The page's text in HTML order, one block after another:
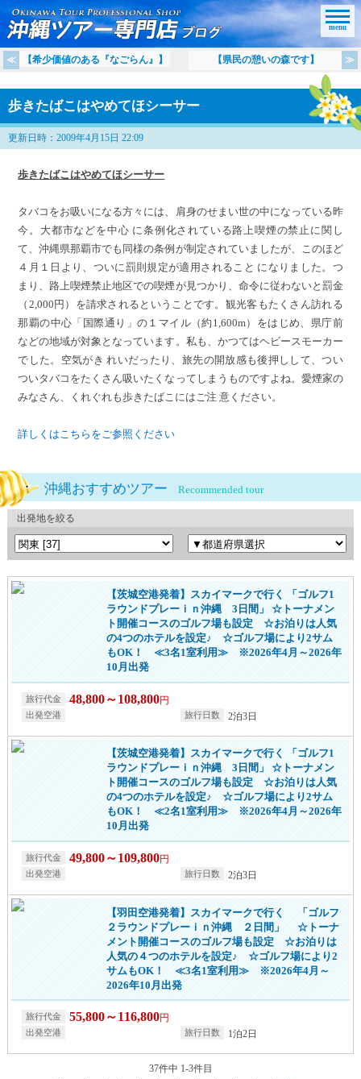
menu
【希少価値のある『なごらん』】 【県民の憩いの森です】
歩きたばこはやめてほシーサー
更新日時：2009年4月15日 22:09
歩きたばこはやめてほシーサー
タバコをお吸いになる方々には、肩身のせまい世の中になっている昨
今。大都市などを中心 に条例化されている路上喫煙の禁止に関し
て、沖縄県那覇市でも同様の条例が制定されていましたが、このほど
４月１日より、ついに罰則規定が適用されること になりました。つ
まり、路上喫煙禁止地区での喫煙が見つかり、命令に従わないと罰金
（2,000円）を請求されるということです。観光客もたくさん訪れる
那覇の中心「国際通り」の１マイル（約1,600m）をはじめ、県庁前
などの地域が対象となっています。私も、かつてはヘビースモーカー
でした。空気がき れいだったり、旅先の開放感も後押しして、つい
ついタバコをたくさん吸いたくなってしまうものですよね。愛煙家の
みなさん、くれぐれも歩きたばこにはご注 意ください。
詳しくはこちらをご参照ください
沖縄おすすめツアー Recommended tour
出発地を絞る
【茨城空港発着】スカイマークで行く 「ゴルフ1
ラウンドプレーｉｎ沖縄 3日間」 ☆トーナメン
ト開催コースのゴルフ場も設定 ☆お泊りは人気
の4つのホテルを設定♪ ☆ゴルフ場により2サム
もOK！ ≪3名1室利用≫ ※2026年4月～2026年
10月出発
48,800～108,800円
2泊3日
【茨城空港発着】スカイマークで行く 「ゴルフ1
ラウンドプレーｉｎ沖縄 3日間」 ☆トーナメン
ト開催コースのゴルフ場も設定 ☆お泊りは人気
の4つのホテルを設定♪ ☆ゴルフ場により2サム
もOK！ ≪2名1室利用≫ ※2026年4月～2026年
10月出発
49,800～109,800円
2泊3日
【羽田空港発着】スカイマークで行く 「ゴルフ
２ラウンドプレーｉｎ沖縄 ２日間」 ☆トーナ
メント開催コースのゴルフ場も設定 ☆お泊りは
人気の４つのホテルを設定♪ ☆ゴルフ場により2
サムもOK！ ≪3名1室利用≫ ※2026年4月～
2026年10月出発
55,800～116,800円
1泊2日
37件中 1-3件目